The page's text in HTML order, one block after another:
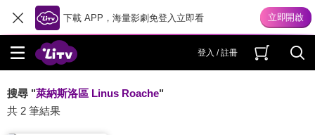
下載 APP，海量影劇免登入立即看
登入 / 註冊
搜尋 "萊納斯洛區 Linus Roache"
共 2 筆結果